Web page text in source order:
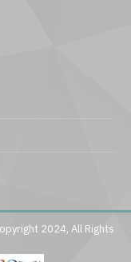
2024, All Rights